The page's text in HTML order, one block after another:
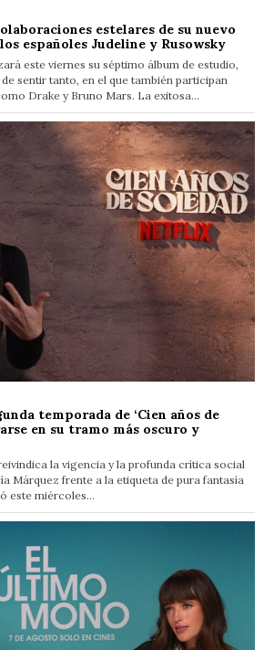
estelares de su nuevo
españoles Judeline y Rusowsky
este viernes su séptimo álbum de estudio,
sentir tanto, en el que también participan
Drake y Bruno Mars. La exitosa…
temporada de ‘Cien años de
en su tramo más oscuro y
la vigencia y la profunda crítica social
Márquez frente a la etiqueta de pura fantasía
este miércoles…